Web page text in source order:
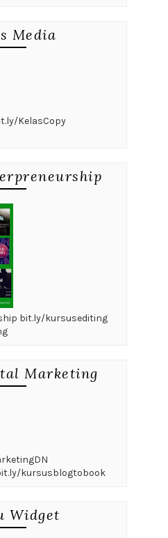
Media
KelasCopy
bit.ly/kursusediting
Marketing
kursusblogtobook
Widget